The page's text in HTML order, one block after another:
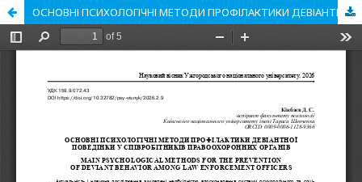
ОСНОВНІ ПСИХОЛОГІЧНІ МЕТОДИ ПРОФІЛАКТИКИ ДЕВІАНТНОЇ ПОВЕДІНКИ У СПІВРОБІТНИКІВ ПРАВООХОРОННИХ ОРГАНІВ